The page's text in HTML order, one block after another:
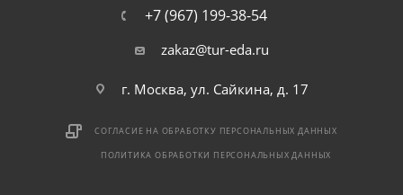
+7 (967) 199-38-54
zakaz@tur-eda.ru
г. Москва, ул. Сайкина, д. 17
СОГЛАСИЕ НА ОБРАБОТКУ ПЕРСОНАЛЬНЫХ ДАННЫХ
ПОЛИТИКА ОБРАБОТКИ ПЕРСОНАЛЬНЫХ ДАННЫХ